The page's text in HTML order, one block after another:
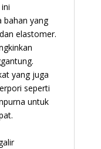
bahan yang
elastomer.
yang juga
seperti
untuk